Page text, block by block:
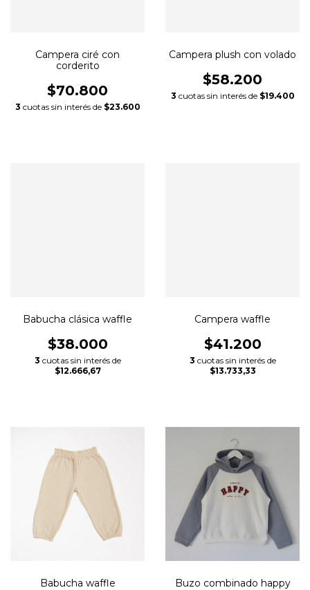
Campera ciré con
corderito
$70.800
3 cuotas sin interés de $23.600
Campera plush con volado
$58.200
3 cuotas sin interés de $19.400
Babucha clásica waffle
$38.000
3 cuotas sin interés de
$12.666,67
Campera waffle
$41.200
3 cuotas sin interés de
$13.733,33
Babucha waffle Buzo combinado happy